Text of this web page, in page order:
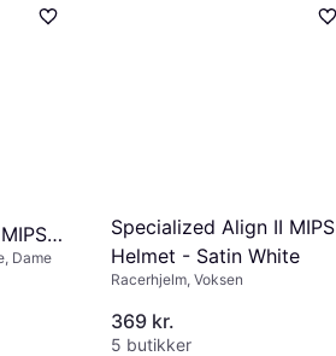
4.4
Dame
Specialized Align II MIPS
Helmet - Satin White
Racerhjelm, Voksen
369 kr.
5 butikker